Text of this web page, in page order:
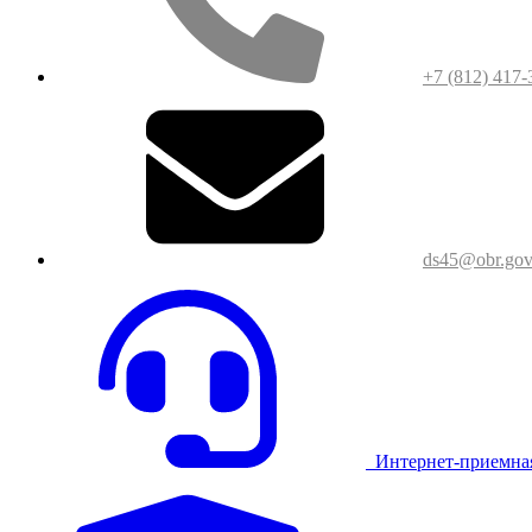
+7 (812) 417-
Интернет-